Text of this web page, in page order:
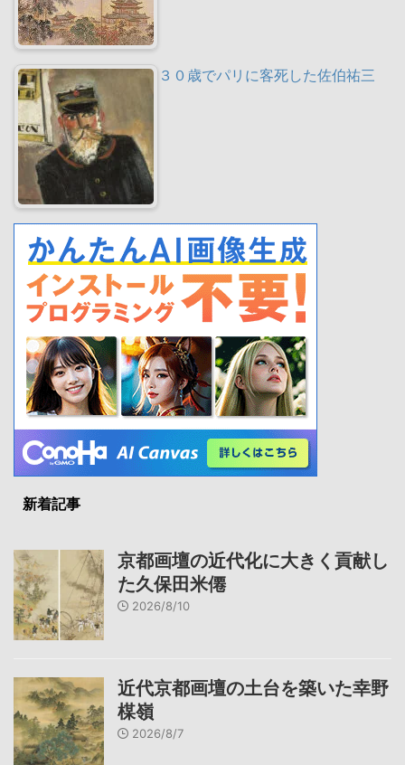
３０歳でパリに客死した佐伯祐三
新着記事
京都画壇の近代化に大きく貢献し
た久保田米僊
2026/8/10
近代京都画壇の土台を築いた幸野
楳嶺
2026/8/7